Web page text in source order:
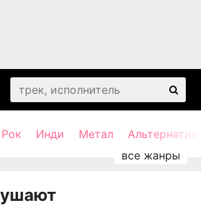
Рок Инди Метал